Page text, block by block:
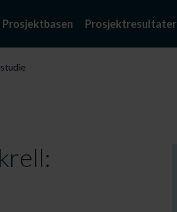
Prosjektbasen Prosjektresultater